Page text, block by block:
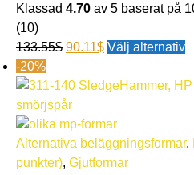
Klassad 4.70 av 5 baserat på
(10)
133.55$ 90.11$ Välj alternativ
-20%
Alternativa beläggningsformar,
punkter), Gjutformar